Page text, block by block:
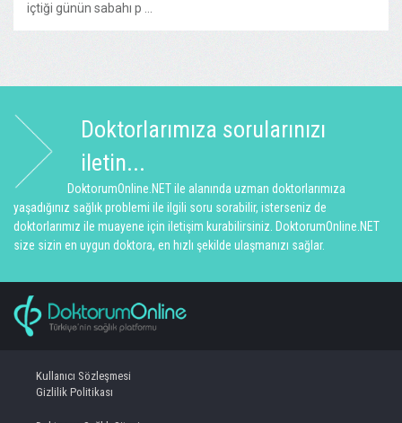
içtiği günün sabahı p ...
Doktorlarımıza sorularınızı
iletin...
DoktorumOnline.NET ile alanında uzman doktorlarımıza
yaşadığınız sağlık problemi ile ilgili soru sorabilir, isterseniz de
doktorlarımız ile muayene için iletişim kurabilirsiniz. DoktorumOnline.NET
size sizin en uygun doktora, en hızlı şekilde ulaşmanızı sağlar.
Kullanıcı Sözleşmesi
Gizlilik Politikası